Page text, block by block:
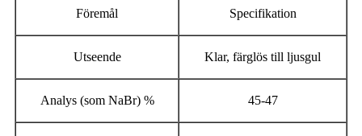
Föremål Specifikation
Utseende Klar, färglös till ljusgul
Analys (som NaBr) % 45-47